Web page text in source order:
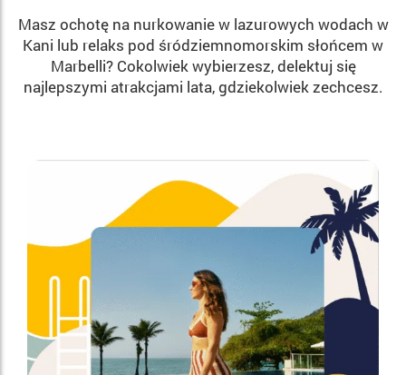
​Masz ochotę na nurkowanie w lazurowych wodach w
Kani lub relaks pod śródziemnomorskim słońcem w
Marbelli? Cokolwiek wybierzesz, delektuj się
najlepszymi atrakcjami lata, gdziekolwiek zechcesz.